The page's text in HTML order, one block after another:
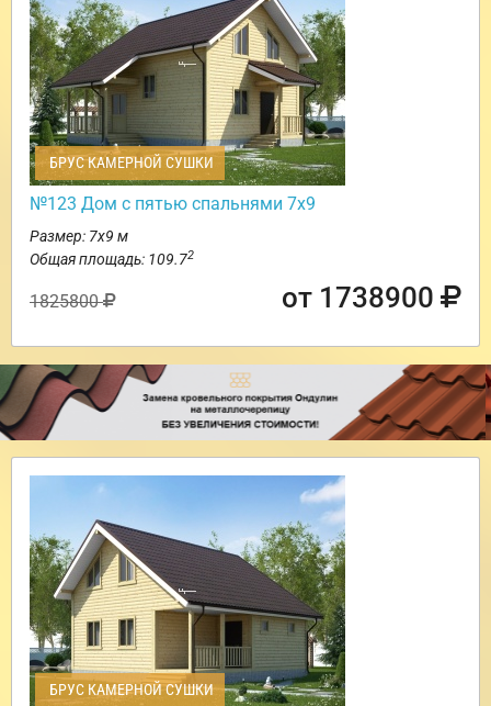
БРУС КАМЕРНОЙ СУШКИ
№123 Дом с пятью спальнями 7х9
Размер: 7х9 м
Общая площадь: 109.72
1825800 от 1738900
БРУС КАМЕРНОЙ СУШКИ